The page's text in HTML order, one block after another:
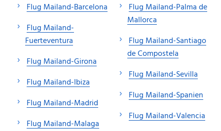
Flug Mailand-Barcelona
Flug Mailand-
Fuerteventura
Flug Mailand-Girona
Flug Mailand-Ibiza
Flug Mailand-Madrid
Flug Mailand-Malaga
Flug Mailand-Palma de
Mallorca
Flug Mailand-Santiago
de Compostela
Flug Mailand-Sevilla
Flug Mailand-Spanien
Flug Mailand-Valencia